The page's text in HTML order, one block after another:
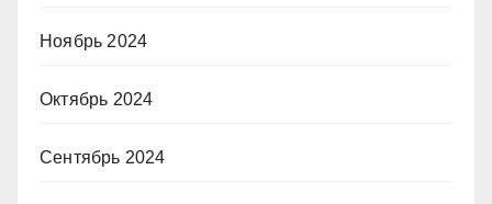
Ноябрь 2024
Октябрь 2024
Сентябрь 2024